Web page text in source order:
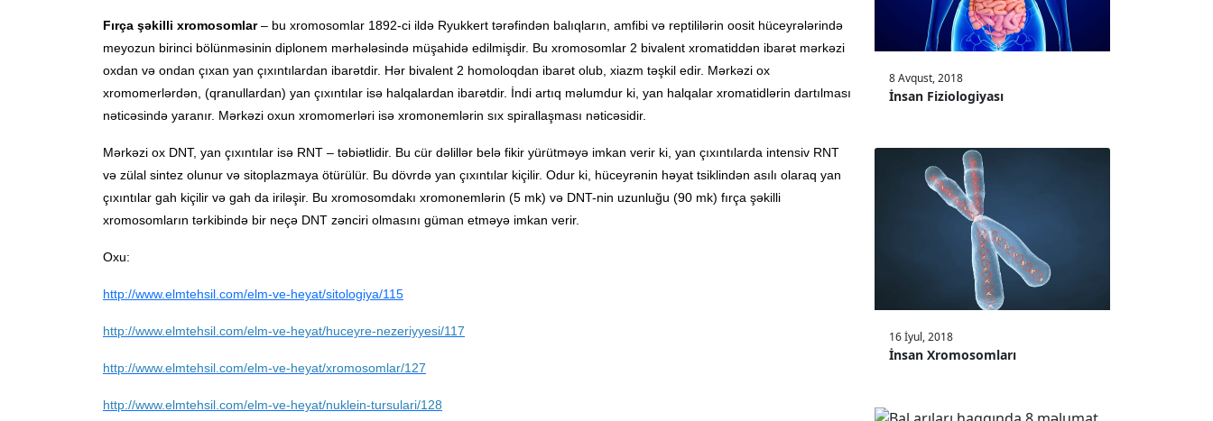
Fırça şəkilli xromosomlar– bu xromosomlar 1892-ci ildə Ryukkert tərəfindən balıqların, amfibi və reptililərin oosit hüceyrələrində
meyozun birinci bölünməsinin diplonem mərhələsində müşahidə edilmişdir. Bu xromosomlar 2 bivalent xromatiddən ibarət mərkəzi
oxdan və ondan çıxan yan çıxıntılardan ibarətdir. Hər bivalent 2 homoloqdan ibarət olub, xiazm təşkil edir. Mərkəzi ox
xromomerlərdən, (qranullardan) yan çıxıntılar isə halqalardan ibarətdir. İndi artıq məlumdur ki, yan halqalar xromatidlərin dartılması
nəticəsində yaranır. Mərkəzi oxun xromomerləri isə xromonemlərin sıx spirallaşması nəticəsidir.
Mərkəzi ox DNT, yan çıxıntılar isə RNT – təbiətlidir. Bu cür dəlillər belə fikir yürütməyə imkan verir ki, yan çıxıntılarda intensiv RNT
və zülal sintez olunur və sitoplazmaya ötürülür. Bu dövrdə yan çıxıntılar kiçilir. Odur ki, hüceyrənin həyat tsiklindən asılı olaraq yan
çıxıntılar gah kiçilir və gah da iriləşir. Bu xromosomdakı xromonemlərin (5 mk) və DNT-nin uzunluğu (90 mk) fırça şəkilli
xromosomların tərkibində bir neçə DNT zənciri olmasını güman etməyə imkan verir.
Oxu:
http://www.elmtehsil.com/elm-ve-heyat/sitologiya/115
http://www.elmtehsil.com/elm-ve-heyat/huceyre-nezeriyyesi/117
http://www.elmtehsil.com/elm-ve-heyat/xromosomlar/127
http://www.elmtehsil.com/elm-ve-heyat/nuklein-tursulari/128
8 Avqust, 2018
İnsan Fiziologiyası
16 İyul, 2018
İnsan Xromosomları